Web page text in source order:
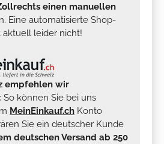
einen manuellen
Eine automatisierte Shop-
leider nicht!
empfehlen wir
So können Sie bei uns
MeinEinkauf.ch Konto
Sie ein deutscher Kunde
deutschen Versand ab 250